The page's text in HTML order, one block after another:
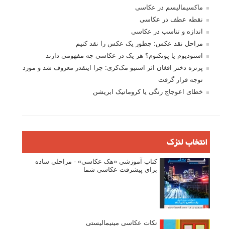
ماکسیمالیسم در عکاسی
نقطه عطف در عکاسی
اندازه و تناسب در عکاسی
مراحل نقد عکس: چطور یک عکس را نقد کنیم
استودیوم یا پونکتوم؟ هر یک در عکاسی چه مفهومی دارند
پرتره دختر افغان اثر استیو مک‌کری: چرا اینقدر معروف شد و مورد
توجه قرار گرفت
خطای اعوجاج رنگی یا کروماتیک ابریشن
انتخاب لنزک
کتاب آموزشی «هک عکاسی» - مراحلی ساده
برای پیشرفت عکاسی شما
نکات عکاسی مینیمالیستی